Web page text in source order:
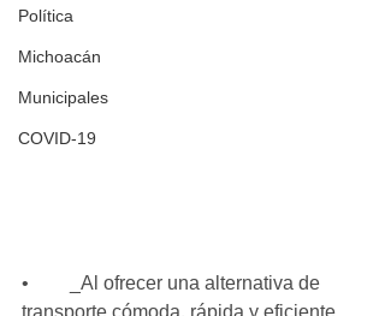
Política
Michoacán
Municipales
COVID-19
•	_Al ofrecer una alternativa de
transporte cómoda, rápida y eficiente_